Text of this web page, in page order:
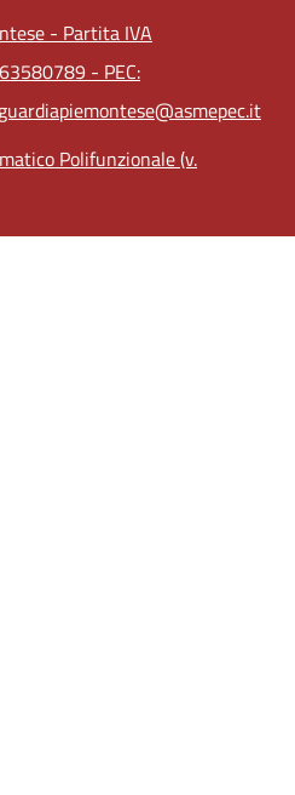
- Partita IVA
- PEC:
Polifunzionale (v.